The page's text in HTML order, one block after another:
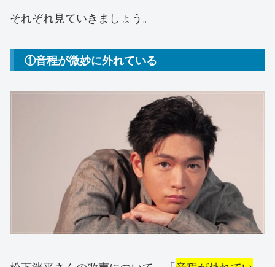
それぞれ見ていきましょう。
①音程が微妙に外れている